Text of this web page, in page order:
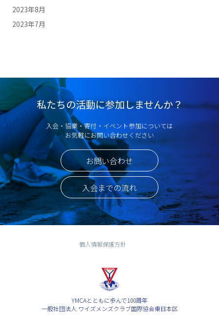
2023年8月
2023年7月
私たちの活動に参加しませんか？
入会・協業・寄付・イベント参加については
お気軽にお問い合わせください
お問い合わせ
入会までの流れ
個人情報保護方針
YMCAとともに歩んで100周年
一般社団法人 ワイズメンズクラブ国際協会東日本区